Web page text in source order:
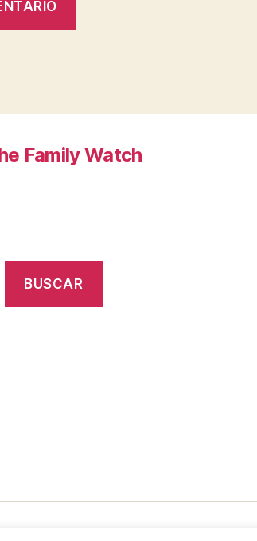
Family Watch